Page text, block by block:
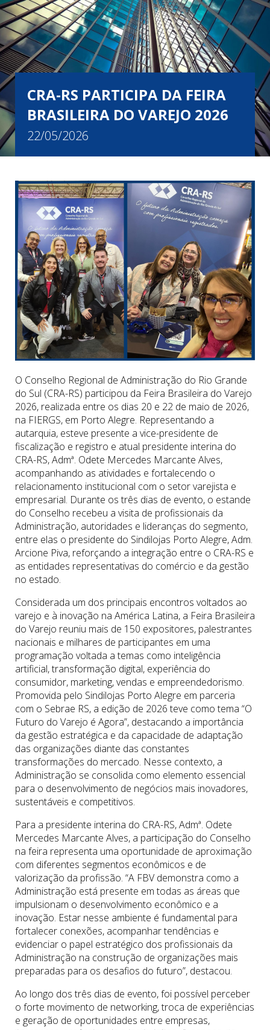
CRA-RS PARTICIPA DA FEIRA
BRASILEIRA DO VAREJO 2026
22/05/2026
O Conselho Regional de Administração do Rio Grande
do Sul (CRA-RS) participou da Feira Brasileira do Varejo
2026, realizada entre os dias 20 e 22 de maio de 2026,
na FIERGS, em Porto Alegre. Representando a
autarquia, esteve presente a vice-presidente de
fiscalização e registro e atual presidente interina do
CRA-RS, Admª. Odete Mercedes Marcante Alves,
acompanhando as atividades e fortalecendo o
relacionamento institucional com o setor varejista e
empresarial. Durante os três dias de evento, o estande
do Conselho recebeu a visita de profissionais da
Administração, autoridades e lideranças do segmento,
entre elas o presidente do Sindilojas Porto Alegre, Adm.
Arcione Piva, reforçando a integração entre o CRA-RS e
as entidades representativas do comércio e da gestão
no estado.
Considerada um dos principais encontros voltados ao
varejo e à inovação na América Latina, a Feira Brasileira
do Varejo reuniu mais de 150 expositores, palestrantes
nacionais e milhares de participantes em uma
programação voltada a temas como inteligência
artificial, transformação digital, experiência do
consumidor, marketing, vendas e empreendedorismo.
Promovida pelo Sindilojas Porto Alegre em parceria
com o Sebrae RS, a edição de 2026 teve como tema “O
Futuro do Varejo é Agora”, destacando a importância
da gestão estratégica e da capacidade de adaptação
das organizações diante das constantes
transformações do mercado. Nesse contexto, a
Administração se consolida como elemento essencial
para o desenvolvimento de negócios mais inovadores,
sustentáveis e competitivos.
Para a presidente interina do CRA-RS, Admª. Odete
Mercedes Marcante Alves, a participação do Conselho
na feira representa uma oportunidade de aproximação
com diferentes segmentos econômicos e de
valorização da profissão. “A FBV demonstra como a
Administração está presente em todas as áreas que
impulsionam o desenvolvimento econômico e a
inovação. Estar nesse ambiente é fundamental para
fortalecer conexões, acompanhar tendências e
evidenciar o papel estratégico dos profissionais da
Administração na construção de organizações mais
preparadas para os desafios do futuro”, destacou.
Ao longo dos três dias de evento, foi possível perceber
o forte movimento de networking, troca de experiências
e geração de oportunidades entre empresas,